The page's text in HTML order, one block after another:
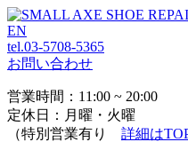
EN
tel.03-5708-5365
お問い合わせ
営業時間：11:00 ~ 20:00
定休日：月曜・火曜
（特別営業有り 詳細は